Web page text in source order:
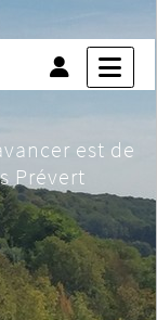
est de
Prévert